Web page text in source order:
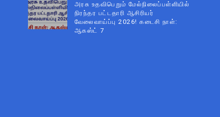
அரசு உதவிபெறும் மேல்நிலைப்பள்ளியில்
நிரந்தர பட்டதாரி ஆசிரியர்
வேலைவாய்ப்பு 2026! கடைசி நாள்:
ஆகஸ்ட் 7